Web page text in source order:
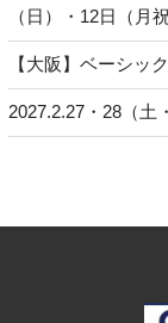
（日）・12日（月祝
【大阪】ベーシッ
2027.2.27・28（土